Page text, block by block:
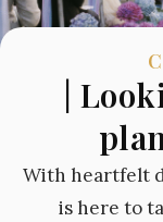
|
With heartfelt
is here to